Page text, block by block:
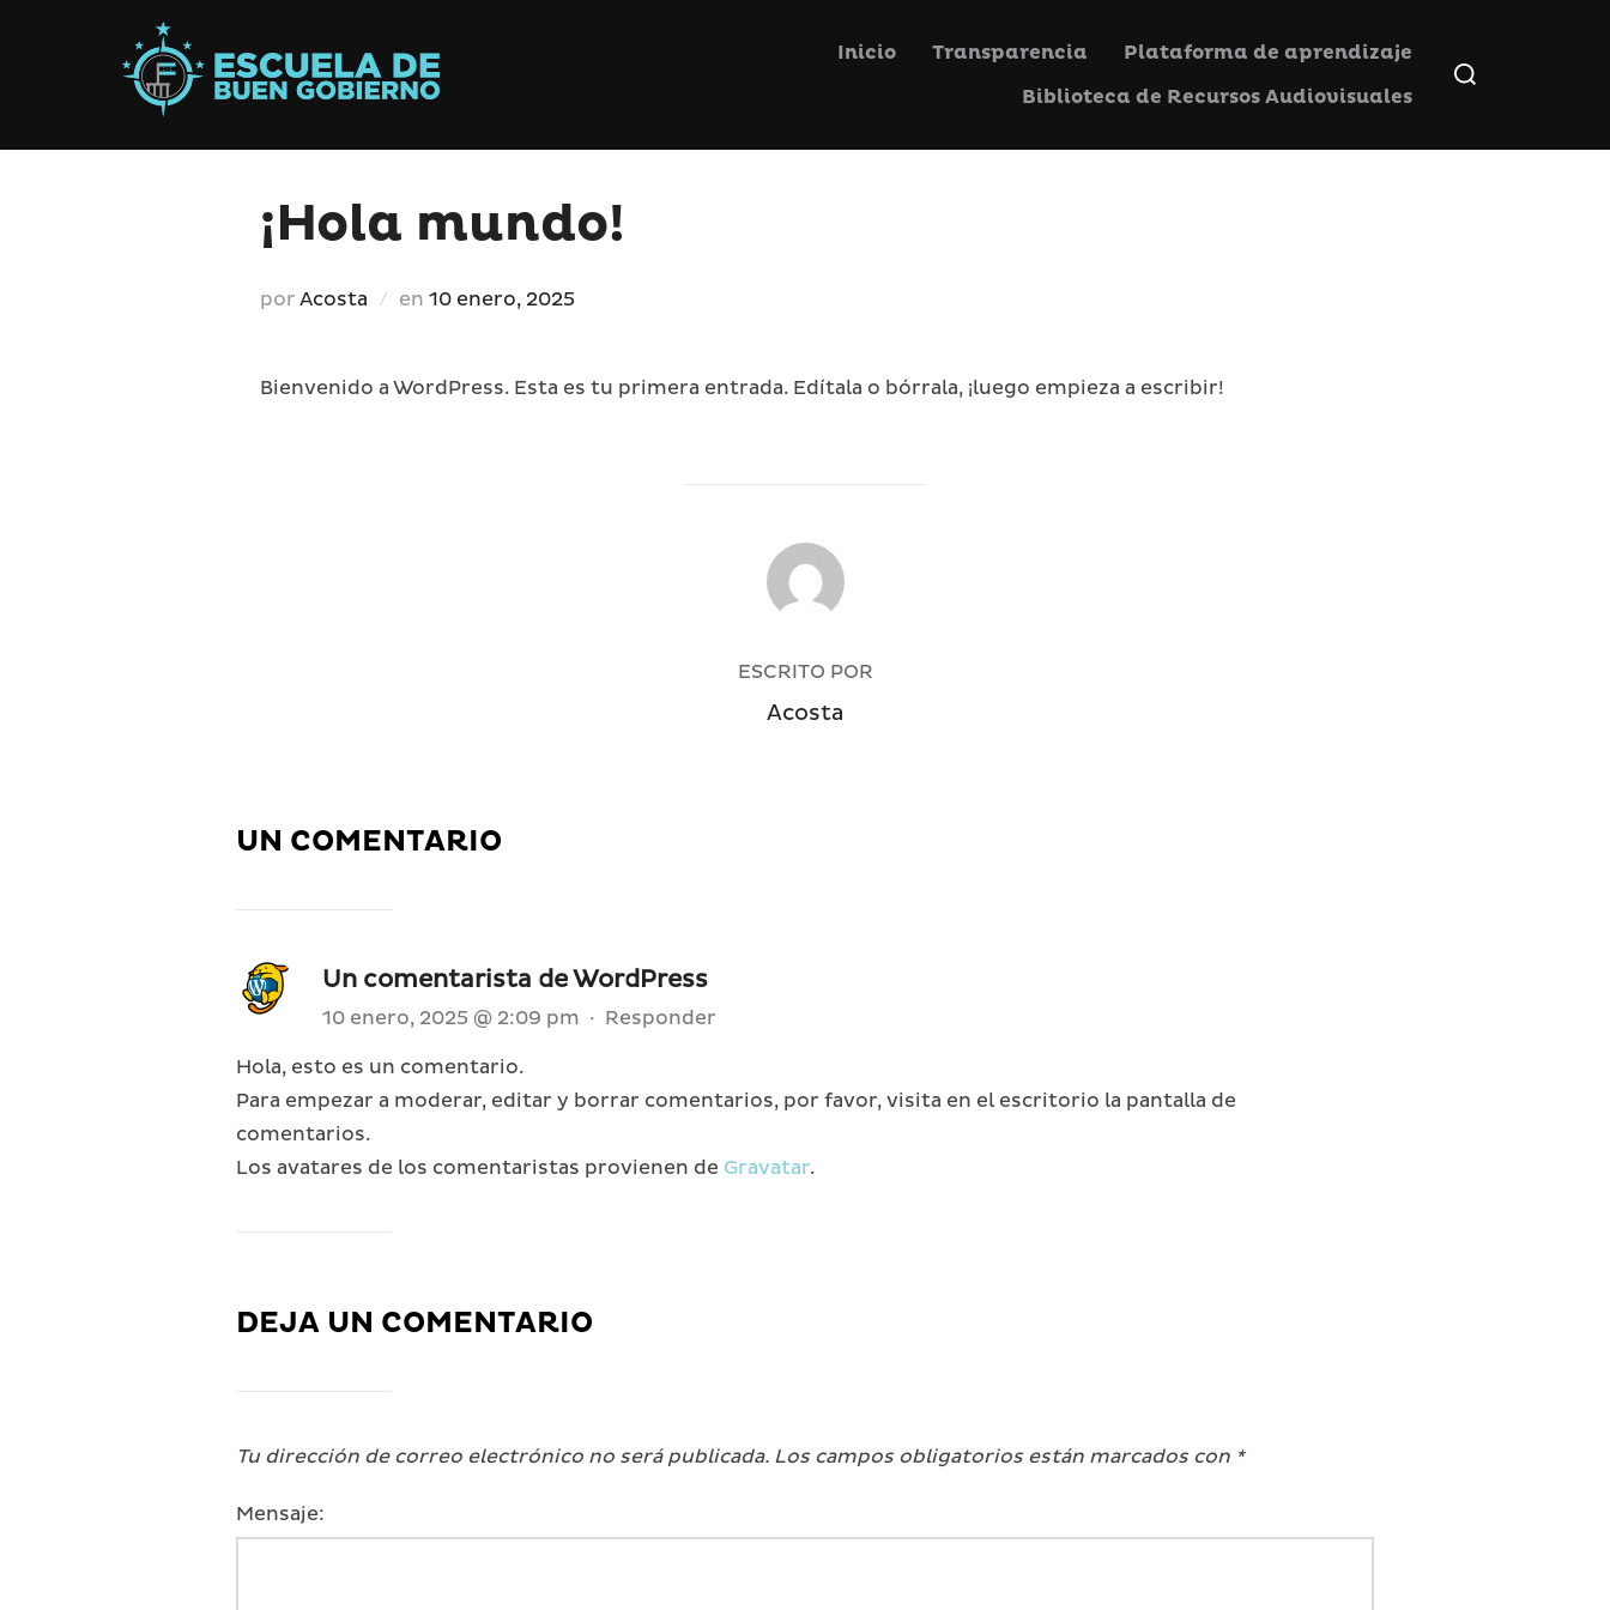
Inicio Transparencia
Plataforma de aprendizaje
Biblioteca de Recursos Audiovisuales
Buscar:
¡Hola mundo!
por Acosta en Publicado
10 enero, 2025
Bienvenido a WordPress. Esta es tu primera entrada. Edítala o bórrala, ¡luego empieza a escribir!
AUTOR DE LA ENTRADA
ESCRITO POR
Acosta
UN COMENTARIO
Un comentarista de WordPress
10 enero, 2025 @ 2:09 pm · Responder
Hola, esto es un comentario.
Para empezar a moderar, editar y borrar comentarios, por favor, visita en el escritorio la pantalla de
comentarios.
Los avatares de los comentaristas provienen de Gravatar.
DEJA UN COMENTARIO
Tu dirección de correo electrónico no será publicada. Los campos obligatorios están marcados con *
Mensaje: